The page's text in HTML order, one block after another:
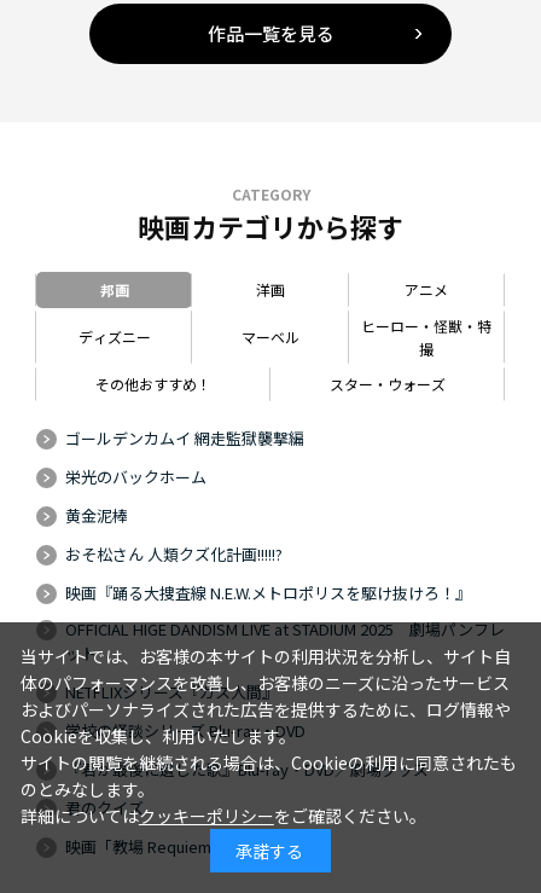
作品一覧を見る
CATEGORY
映画カテゴリから探す
邦画 洋画 アニメ
ディズニー マーベル
ヒーロー・怪獣・特
撮
その他おすすめ！
スター・ウォーズ
ゴールデンカムイ 網走監獄襲撃編
栄光のバックホーム
黄金泥棒
おそ松さん 人類クズ化計画!!!!!?
映画『踊る大捜査線 N.E.W.メトロポリスを駆け抜けろ！』
OFFICIAL HIGE DANDISM LIVE at STADIUM 2025 劇場パンフレ
ット
NETFLIXシリーズ『ガス人間』
学校の怪談シリーズ Blu-ray・DVD
『君が最後に遺した歌』Blu-ray・DVD／劇場グッズ
君のクイズ
映画「教場 Requiem」
当サイトでは、お客様の本サイトの利用状況を分析し、サイト自
体のパフォーマンスを改善し、お客様のニーズに沿ったサービス
およびパーソナライズされた広告を提供するために、ログ情報や
Cookieを収集し、利用いたします。
サイトの閲覧を継続される場合は、Cookieの利用に同意されたも
のとみなします。
詳細についてはクッキーポリシーをご確認ください。
承諾する